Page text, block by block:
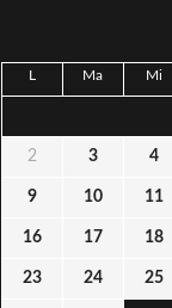
L Ma Mi
2 3 4
9 10 11
16 17 18
23 24 25